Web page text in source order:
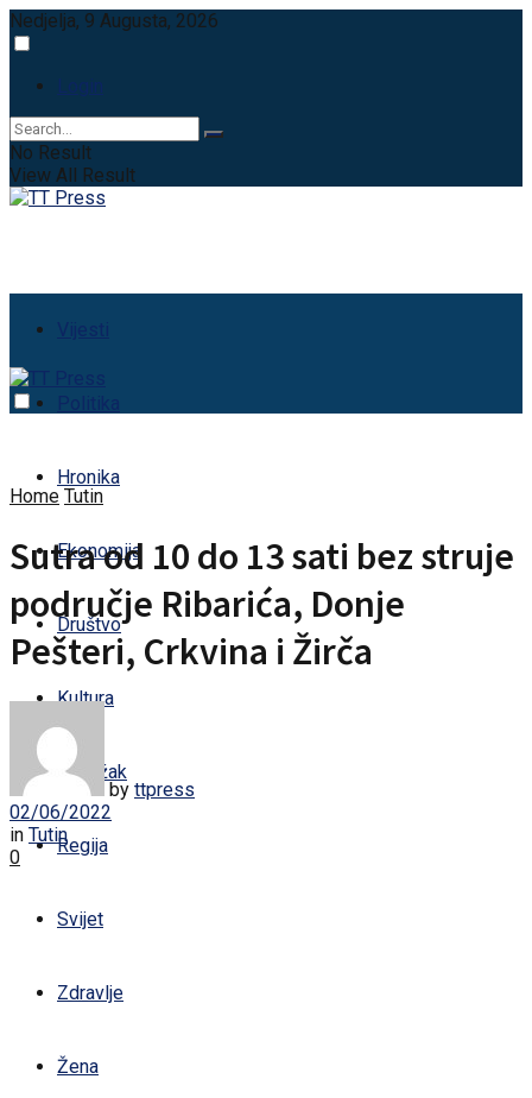
Nedjelja, 9 Augusta, 2026
Login
No Result
View All Result
Vijesti
Politika
Hronika
Ekonomija
Društvo
Kultura
Sandžak
Regija
Svijet
Zdravlje
Žena
Home Tutin
Sutra od 10 do 13 sati bez struje
područje Ribarića, Donje
Pešteri, Crkvina i Žirča
by ttpress
02/06/2022
in Tutin
0